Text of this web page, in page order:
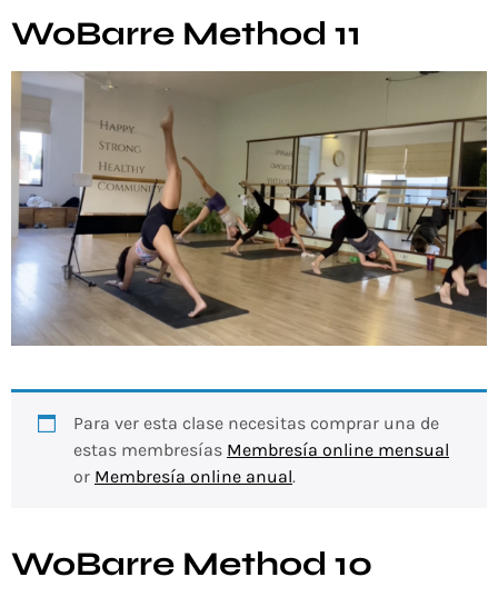
WoBarre Method 11
Para ver esta clase necesitas comprar una de
estas membresías Membresía online mensual
or Membresía online anual.
WoBarre Method 10